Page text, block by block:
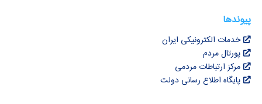
پیوندها
خدمات الکترونیکی ایران
پورتال مردم
مرکز ارتباطات مردمی
پایگاه اطلاع رسانی دولت